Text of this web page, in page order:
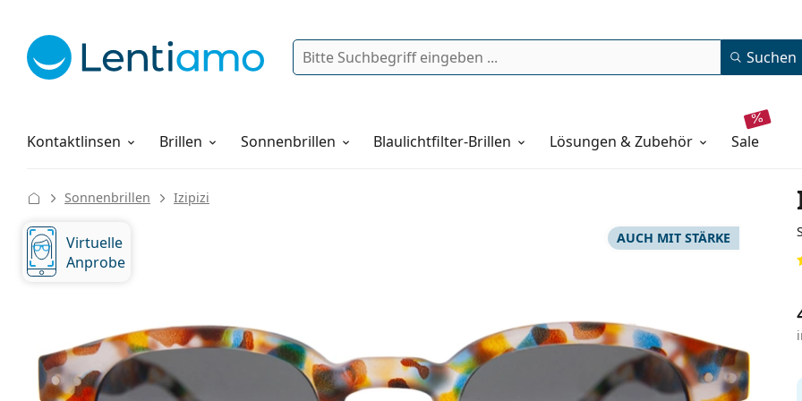
Suche Suchen
Kontaktlinsen
Pflegemittel Brillen Sonnenbrillen Blaulichtfilter-Brillen Lösungen & Zubehör sale
Alles über den Einkauf
Sonnenbrillen Izipizi
AUCH MIT STÄRKE
Virtuelle
Anprobe